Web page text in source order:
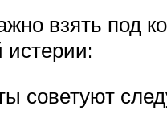
взять под
истерии:
советуют